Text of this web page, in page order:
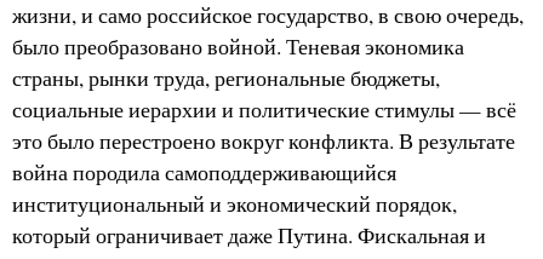
жизни, и само российское государство, в свою очередь,
было преобразовано войной. Теневая экономика
страны, рынки труда, региональные бюджеты,
социальные иерархии и политические стимулы — всё
это было перестроено вокруг конфликта. В результате
война породила самоподдерживающийся
институциональный и экономический порядок,
который ограничивает даже Путина. Фискальная и